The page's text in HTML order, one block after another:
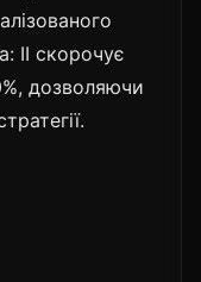
ІІ скорочує
дозволяючи